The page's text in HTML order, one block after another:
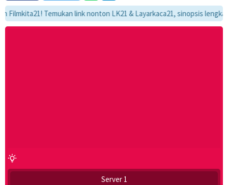
Temukan link nonton LK21 & Layarkaca21, sinopsis
Server 1